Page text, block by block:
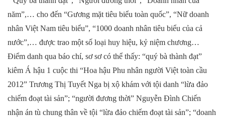
năm”,… cho đến “Gương mặt tiêu biểu toàn quốc”, “Nữ doanh
nhân Việt Nam tiêu biểu”, “1000 doanh nhân tiêu biểu của cả
nước”,… được trao một số loại huy hiệu, kỷ niệm chương…
Điểm danh qua báo chí, sơ sơ có thể thấy: “quý bà thành đạt”
kiêm Á hậu 1 cuộc thi “Hoa hậu Phu nhân người Việt toàn cầu
2012” Trương Thị Tuyết Nga bị xộ khám với tội danh “lừa đảo
chiếm đoạt tài sản”; “người đương thời” Nguyễn Đình Chiến
nhận án tù chung thân về tội “lừa đảo chiếm đoạt tài sản”; “doanh